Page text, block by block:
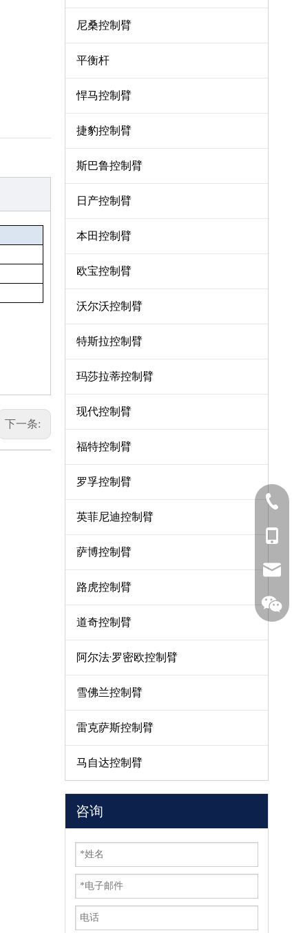
下一条:
尼桑控制臂
平衡杆
悍马控制臂
捷豹控制臂
斯巴鲁控制臂
日产控制臂
本田控制臂
欧宝控制臂
沃尔沃控制臂
特斯拉控制臂
玛莎拉蒂控制臂
现代控制臂
福特控制臂
罗孚控制臂
英菲尼迪控制臂
萨博控制臂
路虎控制臂
道奇控制臂
阿尔法·罗密欧控制臂
雪佛兰控制臂
雷克萨斯控制臂
马自达控制臂
咨询
0571-